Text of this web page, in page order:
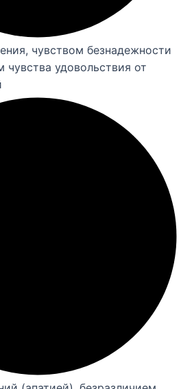
чувством безнадежности
удовольствия от